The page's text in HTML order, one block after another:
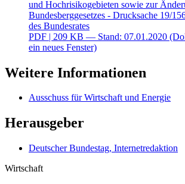
und Hochrisikogebieten sowie zur
Bundesberggesetzes - Drucksache 19/
des Bundesrates
PDF | 209 KB — Stand: 07.01.2020
ein neues Fenster)
Weitere Informationen
Ausschuss für Wirtschaft und Energie
Herausgeber
Deutscher Bundestag, Internetredaktion
Wirtschaft